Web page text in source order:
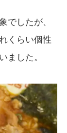
でしたが、
くらい個性
ました。